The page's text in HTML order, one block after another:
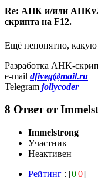
Re: АНК и/или
скрипта на F12.
Ещё непонятно, какую
Разработка AHK-
e-mail dfiveg@mail.ru
Telegram jollycoder
8 Ответ от
Immelstrong
Участник
Неактивен
Рейтинг : [0|0]